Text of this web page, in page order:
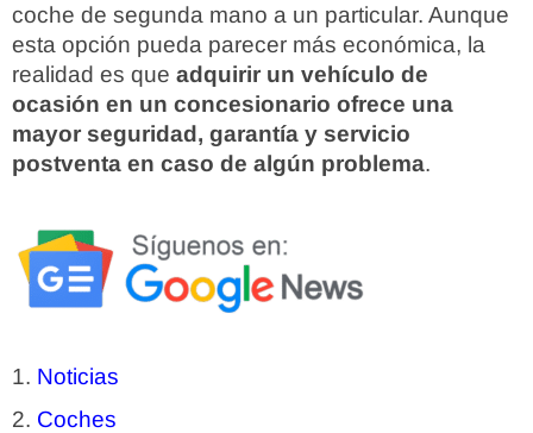
coche de segunda mano a un particular. Aunque
esta opción pueda parecer más económica, la
realidad es que adquirir un vehículo de
ocasión en un concesionario ofrece una
mayor seguridad, garantía y servicio
postventa en caso de algún problema.
Noticias
Coches